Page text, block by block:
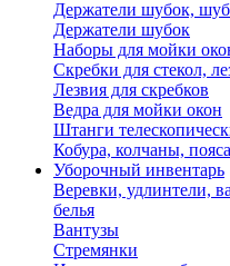
Держатели шубок,
Держатели шубок
Наборы для мойки
Скребки для стекол,
Лезвия для скребков
Ведра для мойки окон
Штанги
Кобура, колчаны,
Уборочный инвентарь
Веревки, удлинтели,
белья
Вантузы
Стремянки